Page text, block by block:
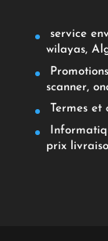
service
wilayas,
scanner,
Termes et
prix